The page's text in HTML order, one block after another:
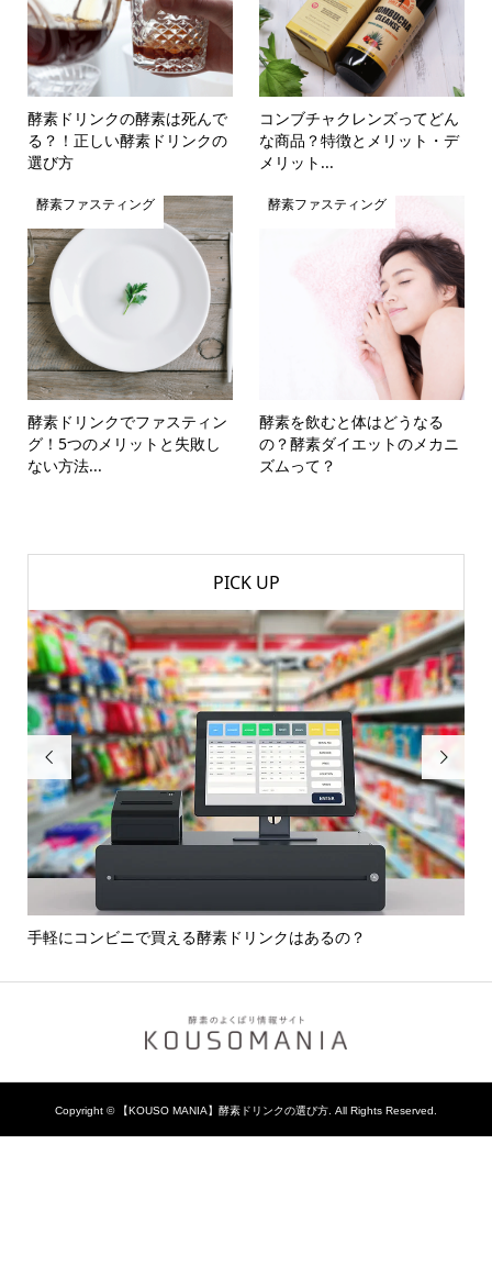
酵素ドリンクの酵素は死んで
る？！正しい酵素ドリンクの
選び方
コンブチャクレンズってどん
な商品？特徴とメリット・デ
メリット...
酵素ファスティング
酵素ドリンクでファスティン
グ！5つのメリットと失敗し
ない方法...
酵素ファスティング
酵素を飲むと体はどうなる
の？酵素ダイエットのメカニ
ズムって？
PICK UP

手軽にコンビニで買える酵素ドリンクはあるの？

Copyright ©【KOUSO MANIA】酵素ドリンクの選び方. All Rights Reserved.